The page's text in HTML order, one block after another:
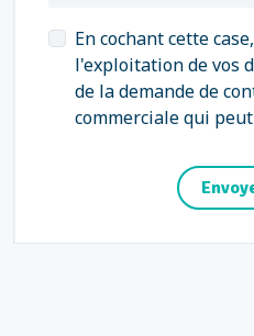
En cochant cette
l'exploitation de vos
de la demande de
commerciale qui